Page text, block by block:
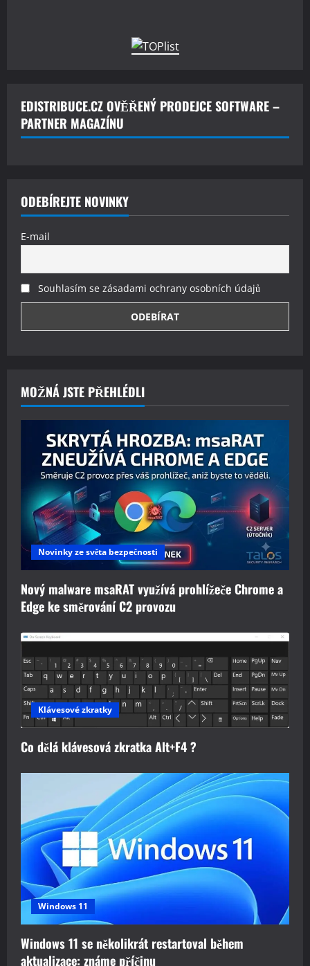
EDISTRIBUCE.CZ OVĚŘENÝ PRODEJCE SOFTWARE –
PARTNER MAGAZÍNU
ODEBÍREJTE NOVINKY
E-mail
Souhlasím se zásadami ochrany osobních údajů
MOŽNÁ JSTE PŘEHLÉDLI
Novinky ze světa bezpečnosti
Nový malware msaRAT využívá prohlížeče Chrome a
Edge ke směrování C2 provozu
Klávesové zkratky
Co dělá klávesová zkratka Alt+F4 ?
Windows 11
Windows 11 se několikrát restartoval během
aktualizace: známe příčinu